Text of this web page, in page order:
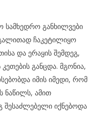
სამხედრო განხილვები
ჩაკეტილიყო
და ერაყის შემდეგ,
განცდა. მგონია,
იმის იმედი, რომ
ნაწილს, ამით
იქნებოდა